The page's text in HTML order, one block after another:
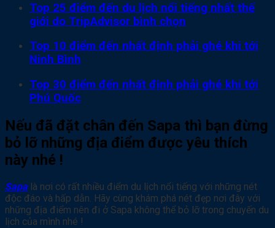
Top 25 điểm đến du lịch nổi tiếng nhất thế
giới do TripAdvisor bình chọn
Top 10 điểm đến nhất định phải ghé khi tới
Ninh Bình
Top 30 điểm đến nhất định phải ghé khi tới
Phú Quốc
Nếu đã đặt chân đến Sapa thì bạn đừng
bỏ lỡ những địa điểm được yêu thích
này nhé !
Sapalà nơi có rất nhiều điểm du lịch nổi tiếng với những nét
độc đáo và hấp dẫn. Hãy cùng khám phá nét đẹp nơi đây với
những địa điểm nên đi ở Sapa không thể bỏ lỡ trong chuyến du
lịch của mình nhé !